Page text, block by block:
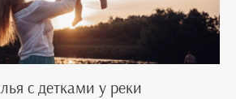
с детками у реки